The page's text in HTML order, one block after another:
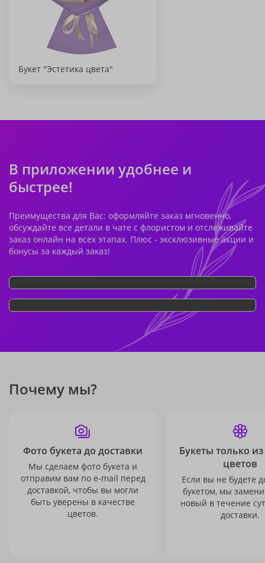
Букет "Эстетика цвета"
В приложении удобнее и
быстрее!
Преимущества для Вас: оформляйте заказ мгновенно,
обсуждайте все детали в чате с флористом и отслеживайте
заказ онлайн на всех этапах. Плюс - эксклюзивные акции и
бонусы за каждый заказ!
Почему мы?
Фото букета до доставки
Мы сделаем фото букета и
отправим вам по e-mail перед
доставкой, чтобы вы могли
быть уверены в качестве
цветов.
Букеты только
цветов
Если вы не будете
букетом, мы
новый в течение
доставки.